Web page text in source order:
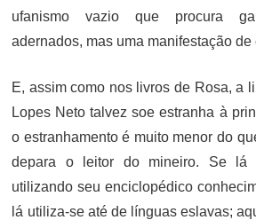
ufanismo vazio que procura
adernados, mas uma manifestação
E, assim como nos livros de Rosa, a
Lopes Neto talvez soe estranha à
o estranhamento é muito menor do
depara o leitor do mineiro. Se lá
utilizando seu enciclopédico
lá utiliza-se até de línguas eslavas;